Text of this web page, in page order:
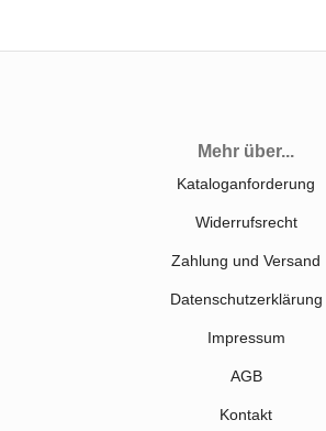
Mehr über...
Kataloganforderung
Widerrufsrecht
Zahlung und Versand
Datenschutzerklärung
Impressum
AGB
Kontakt